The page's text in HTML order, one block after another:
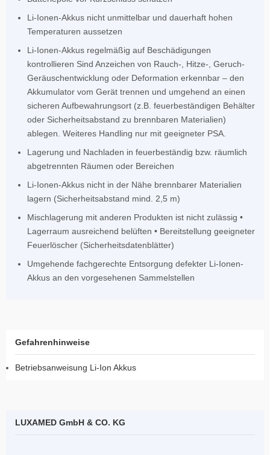
Li-Ionen-Akkus nicht unmittelbar und dauerhaft hohen
Temperaturen aussetzen
Li-Ionen-Akkus regelmäßig auf Beschädigungen
kontrollieren Sind Anzeichen von Rauch-, Hitze-, Geruch-
Geräuschentwicklung oder Deformation erkennbar – den
Akkumulator vom Gerät trennen und umgehend an einen
sicheren Aufbewahrungsort (z.B. feuerbeständigen Behälter
oder Sicherheitsabstand zu brennbaren Materialien)
ablegen. Weiteres Handling nur mit geeigneter PSA.
Lagerung und Nachladen in feuerbeständig bzw. räumlich
abgetrennten Räumen oder Bereichen
Li-Ionen-Akkus nicht in der Nähe brennbarer Materialien
lagern (Sicherheitsabstand mind. 2,5 m)
Mischlagerung mit anderen Produkten ist nicht zulässig •
Lagerraum ausreichend belüften • Bereitstellung geeigneter
Feuerlöscher (Sicherheitsdatenblätter)
Umgehende fachgerechte Entsorgung defekter Li-Ionen-
Akkus an den vorgesehenen Sammelstellen
Gefahrenhinweise
Betriebsanweisung Li-Ion Akkus
LUXAMED GmbH & CO. KG